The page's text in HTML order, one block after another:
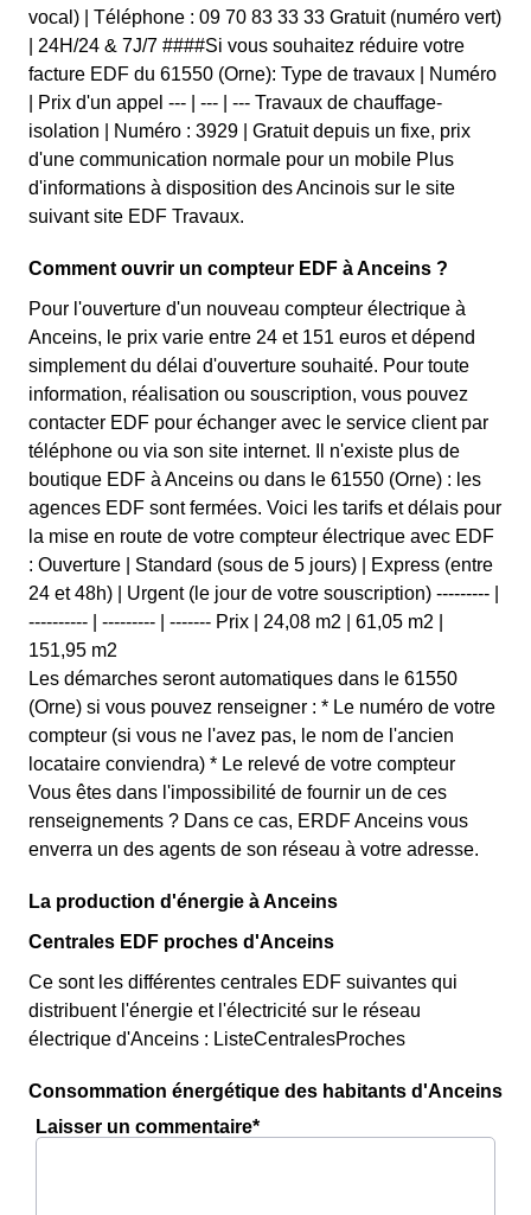
vocal) | Téléphone : 09 70 83 33 33 Gratuit (numéro vert)
| 24H/24 & 7J/7 ####Si vous souhaitez réduire votre
facture EDF du 61550 (Orne): Type de travaux | Numéro
| Prix d'un appel --- | --- | --- Travaux de chauffage-
isolation | Numéro : 3929 | Gratuit depuis un fixe, prix
d'une communication normale pour un mobile Plus
d'informations à disposition des Ancinois sur le site
suivant site EDF Travaux.
Comment ouvrir un compteur EDF à Anceins ?
Pour l'ouverture d'un nouveau compteur électrique à
Anceins, le prix varie entre 24 et 151 euros et dépend
simplement du délai d'ouverture souhaité. Pour toute
information, réalisation ou souscription, vous pouvez
contacter EDF pour échanger avec le service client par
téléphone ou via son site internet. Il n'existe plus de
boutique EDF à Anceins ou dans le 61550 (Orne) : les
agences EDF sont fermées. Voici les tarifs et délais pour
la mise en route de votre compteur électrique avec EDF
: Ouverture | Standard (sous de 5 jours) | Express (entre
24 et 48h) | Urgent (le jour de votre souscription) --------- |
---------- | --------- | ------- Prix | 24,08 m2 | 61,05 m2 |
151,95 m2
Les démarches seront automatiques dans le 61550
(Orne) si vous pouvez renseigner : * Le numéro de votre
compteur (si vous ne l'avez pas, le nom de l'ancien
locataire conviendra) * Le relevé de votre compteur
Vous êtes dans l'impossibilité de fournir un de ces
renseignements ? Dans ce cas, ERDF Anceins vous
enverra un des agents de son réseau à votre adresse.
La production d'énergie à Anceins
Centrales EDF proches d'Anceins
Ce sont les différentes centrales EDF suivantes qui
distribuent l'énergie et l'électricité sur le réseau
électrique d'Anceins : ListeCentralesProches
Consommation énergétique des habitants d'Anceins
Laisser un commentaire*